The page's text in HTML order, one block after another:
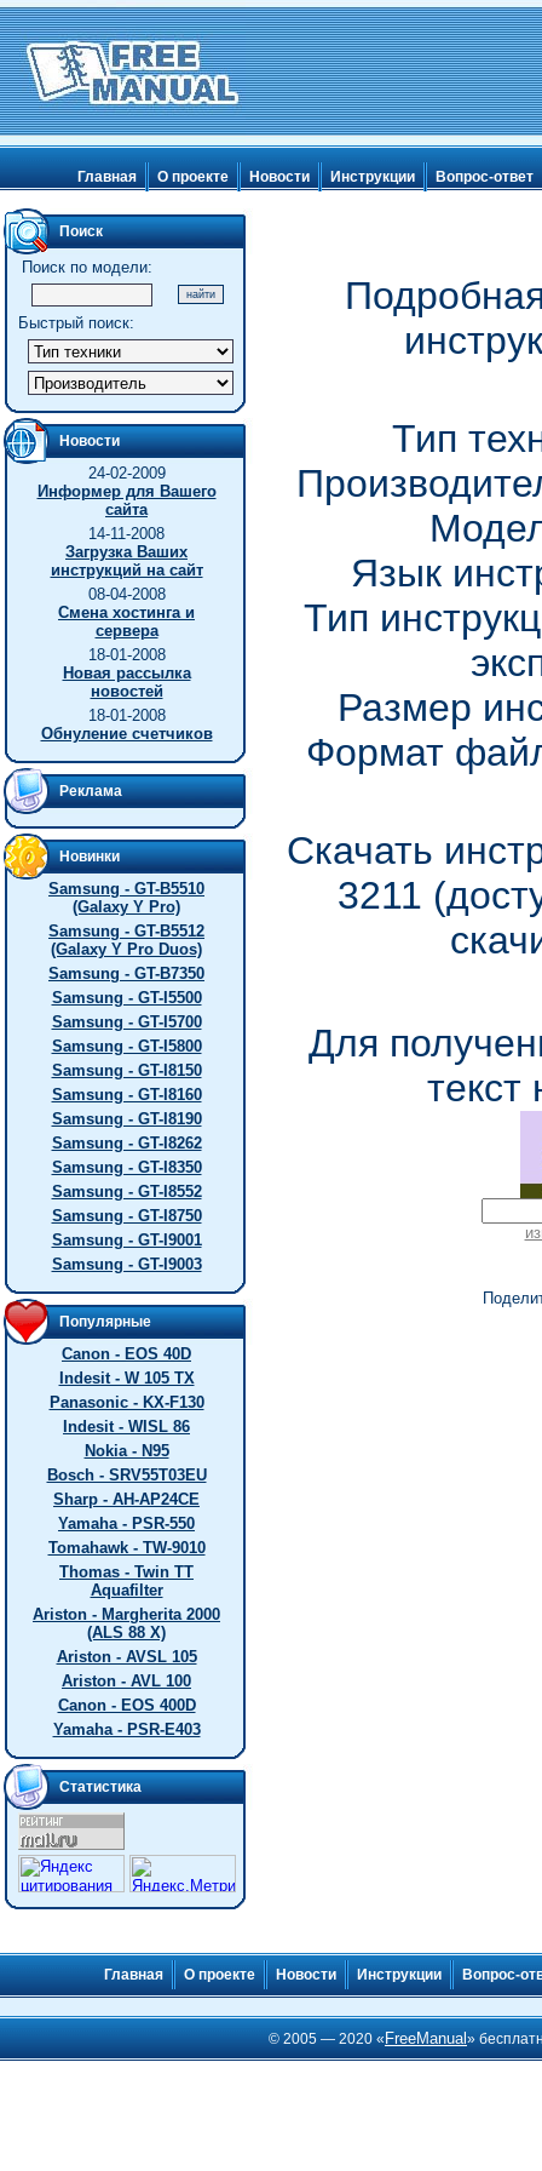
Главная О проекте Новости Инструкции Вопрос-ответ
Поиск
Поиск по модели:
Быстрый поиск:
Новости
24-02-2009
Информер для Вашего
сайта
14-11-2008
Загрузка Ваших
инструкций на сайт
08-04-2008
Смена хостинга и
сервера
18-01-2008
Новая рассылка
новостей
18-01-2008
Обнуление счетчиков
Реклама
Новинки
Samsung - GT-B5510
(Galaxy Y Pro)
Samsung - GT-B5512
(Galaxy Y Pro Duos)
Samsung - GT-B7350
Samsung - GT-I5500
Samsung - GT-I5700
Samsung - GT-I5800
Samsung - GT-I8150
Samsung - GT-I8160
Samsung - GT-I8190
Samsung - GT-I8262
Samsung - GT-I8350
Samsung - GT-I8552
Samsung - GT-I8750
Samsung - GT-I9001
Samsung - GT-I9003
Популярные
Canon - EOS 40D
Indesit - W 105 TX
Panasonic - KX-F130
Indesit - WISL 86
Nokia - N95
Bosch - SRV55T03EU
Sharp - AH-AP24CE
Yamaha - PSR-550
Tomahawk - TW-9010
Thomas - Twin TT
Aquafilter
Ariston - Margherita 2000
(ALS 88 X)
Ariston - AVSL 105
Ariston - AVL 100
Canon - EOS 400D
Yamaha - PSR-E403
Статистика
Тип
Язык
Тип
Размер
Формат
Скачать
3211
Для
текст
Главная О проекте Новости Инструкции Вопрос-
© 2005 — 2020 « FreeManual»